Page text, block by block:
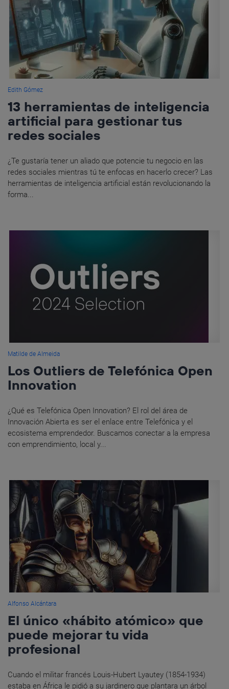
Edith Gómez
13 herramientas de inteligencia
artificial para gestionar tus
redes sociales
¿Te gustaría tener un aliado que potencie tu negocio en las
redes sociales mientras tú te enfocas en hacerlo crecer? Las
herramientas de inteligencia artificial están revolucionando la
forma...
Matilde de Almeida
Los Outliers de Telefónica Open
Innovation
¿Qué es Telefónica Open Innovation? El rol del área de
Innovación Abierta es ser el enlace entre Telefónica y el
ecosistema emprendedor. Buscamos conectar a la empresa
con emprendimiento, local y...
Alfonso Alcántara
El único «hábito atómico» que
puede mejorar tu vida
profesional
Cuando el militar francés Louis-Hubert Lyautey (1854-1934)
estaba en África le pidió a su jardinero que plantara un árbol